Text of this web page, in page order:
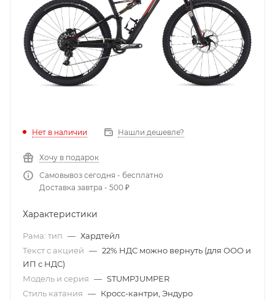
Нет в наличии Нашли дешевле?
Хочу в подарок
Самовывоз сегодня - бесплатно
Доставка завтра - 500 ₽
Характеристики
Рама: тип — Хардтейл
Текст с акцией — 22% НДС можно вернуть (для ООО и
ИП с НДС)
Модель и серия — STUMPJUMPER
Стиль катания — Кросс-кантри, Эндуро